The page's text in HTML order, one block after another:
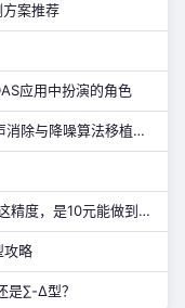
案推荐
应用中扮演的角色
硬核实战 | Cortex-M85平台Speex回声消除与降噪算法移植指南
小伙花10元，做了个测量工具！网友：这精度，是10元能做到的吗……
攻略
是∑-Δ型？